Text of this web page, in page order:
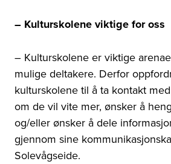
– Kulturskolene viktige for oss
– Kulturskolene er viktige
mulige deltakere. Derfor
kulturskolene til å ta kontakt
om de vil vite mer, ønsker å
og/eller ønsker å dele
gjennom sine
Solevågseide.